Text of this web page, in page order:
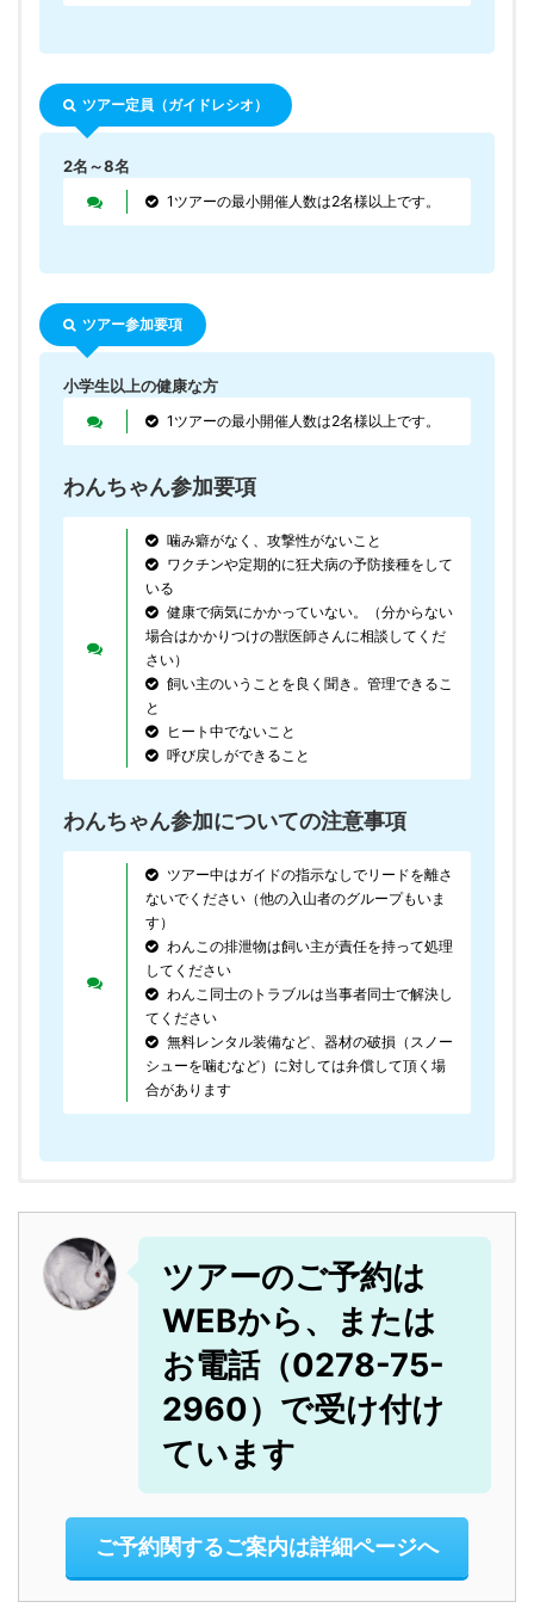
ツアー定員（ガイドレシオ）
2名～8名
1ツアーの最小開催人数は2名様以上です。
ツアー参加要項
小学生以上の健康な方
1ツアーの最小開催人数は2名様以上です。
わんちゃん参加要項
噛み癖がなく、攻撃性がないこと
ワクチンや定期的に狂犬病の予防接種をして
いる
健康で病気にかかっていない。（分からない
場合はかかりつけの獣医師さんに相談してくだ
さい）
飼い主のいうことを良く聞き。管理できるこ
と
ヒート中でないこと
呼び戻しができること
わんちゃん参加についての注意事項
ツアー中はガイドの指示なしでリードを離さ
ないでください（他の入山者のグループもいま
す）
わんこの排泄物は飼い主が責任を持って処理
してください
わんこ同士のトラブルは当事者同士で解決し
てください
無料レンタル装備など、器材の破損（スノー
シューを噛むなど）に対しては弁償して頂く場
合があります
step
ツアーカレンダーのページでツ
アー開催状況や空き状況を確認
ツアーカレンダーのページへ
参加希望日のツアー名をクリックすると詳細画面が表
示されます、そのままその詳細画面からも予約ページへ進
1名様でのご予約の際には2名以上の予約がすでにある
ツアー開催決定日にご参加ください。
冬用ウェア
アウタージャケットや
パンツ(スキーウェアや
ボードウェアでも大丈
夫です）
インナーにセーターまた
はフリースの上下、温か
い靴下（靴下は予備もお
持ちください）、アンダ
ーウェア（化繊）
スノーシューとポール
（ご自分のをお持ちの
無料でレンタルあります
帽子
フリースやウールの耳が
隠れるもの
10：00～14：30（道路状況や気象条件、参加者のペースにより
タイムスケジュール例
10:00頃
集合・受付（ウェアに着
替えた状態でお願いしま
す)
さないで
11:00頃
スタート地点に到着。ス
ノーシューの履き方、歩
き方、安全説明を受けま
エリア近くのわんこ関係施設
＜わんこと宿泊＞
ペンション「薔薇の
詩」 （みなかみ）
0278-72-6234
みなかみ動物病院
0278-25-4892
だいこく館 （みなか
み）
0278-72-3278
ＣＤＳペットクリニック
（沼田）
紫明館（みなかみ）
0278-72-3650
アミ動物病院(沼田）
0278-22-2119
ファミリーオみなかみ
ナガト動物病院(沼田）
ツアーのご予約は
WEBから、または
お電話（0278-75-
2960）で受け付け
ています
ご予約関するご案内は詳細ページへ